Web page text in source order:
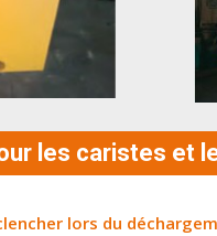
les caristes et
lors du